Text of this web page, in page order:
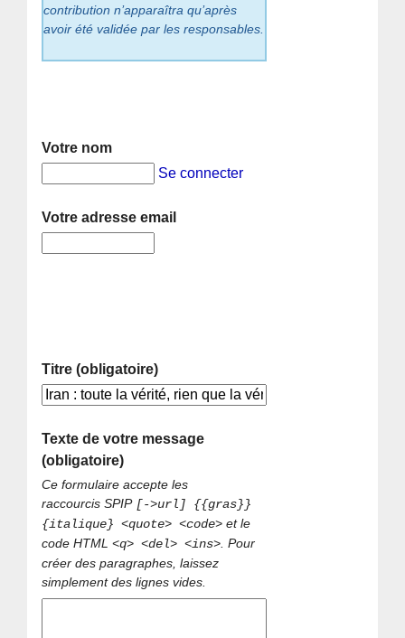
contribution n’apparaîtra qu’après
avoir été validée par les responsables.
Votre nom
Se connecter
Votre adresse email
Titre (obligatoire)
Texte de votre message
(obligatoire)
Ce formulaire accepte les
raccourcis SPIP [->url] {{gras}}
{italique} <quote> <code> et le
code HTML<q> <del> <ins> . Pour
créer des paragraphes, laissez
simplement des lignes vides.